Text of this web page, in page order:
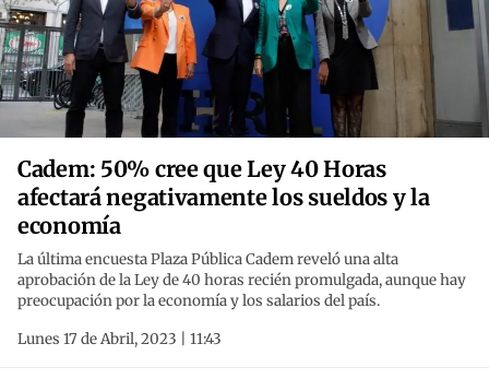
Cadem: 50% cree que Ley 40 Horas
afectará negativamente los sueldos y la
economía
La última encuesta Plaza Pública Cadem reveló una alta
aprobación de la Ley de 40 horas recién promulgada, aunque hay
preocupación por la economía y los salarios del país.
Lunes 17 de Abril, 2023 | 11:43